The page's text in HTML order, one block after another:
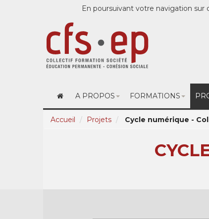
En poursuivant votre navigation sur
A PROPOS FORMATIONS
Accueil Projets Cycle numérique -